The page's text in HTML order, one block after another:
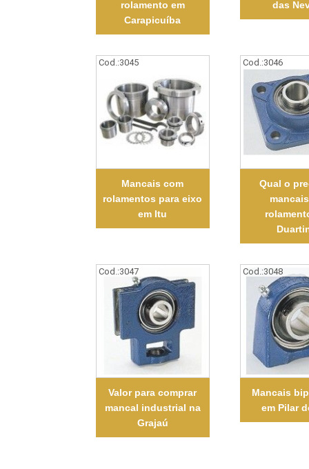
rolamento em
Carapicuíba
das
Cod.:3045
Mancais com
rolamentos para eixo
em Itu
Cod.:3046
Qual o
Cod.:3047
Valor para comprar
mancal industrial na
Grajaú
Cod.:3048
Mancais
em Pilar